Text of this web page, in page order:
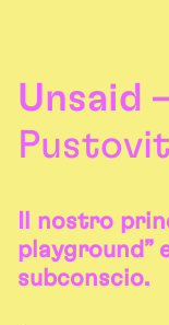
Unsaid
Pustovit
Il nostro
playground”
subconscio.